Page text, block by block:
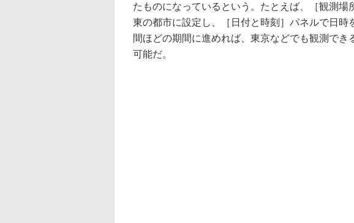
たものになっているという。たとえば、［観測場
東の都市に設定し、［日付と時刻］パネルで日時
間ほどの期間に進めれば、東京などでも観測で
可能だ。